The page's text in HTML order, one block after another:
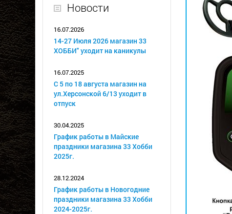
Новости
16.07.2026
14-27 Июля 2026 магазин 33
ХОББИ" уходит на каникулы
16.07.2025
С 5 по 18 августа магазин на
ул.Херсонской 6/13 уходит в
отпуск
30.04.2025
График работы в Майские
праздники магазина 33 Хобби
2025г.
28.12.2024
График работы в Новогодние
праздники магазина 33 Хобби
2024-2025г.